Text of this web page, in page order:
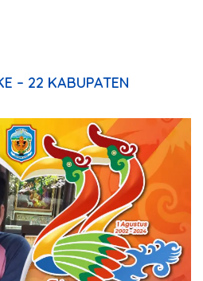
– 22 KABUPATEN